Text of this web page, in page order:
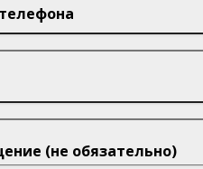
(не обязательно)